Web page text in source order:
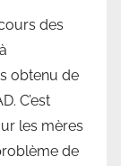
des
obtenu de
C’est
les mères
de